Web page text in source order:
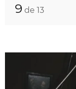
9 de 13